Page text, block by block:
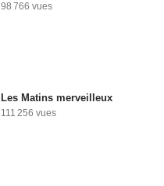
98 766 vues
Les Matins merveilleux
111 256 vues